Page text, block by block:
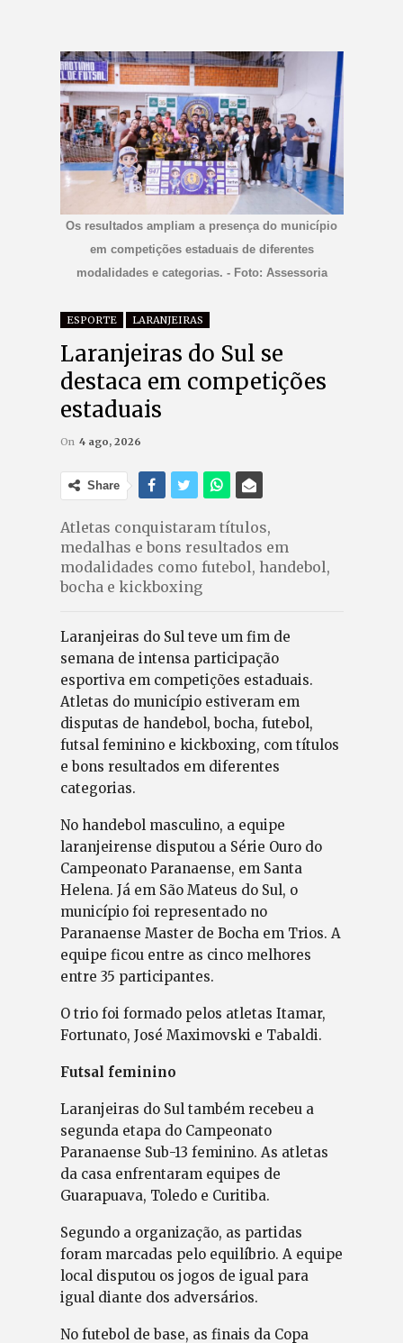
Os resultados ampliam a presença do município
em competições estaduais de diferentes
modalidades e categorias. - Foto: Assessoria
ESPORTE LARANJEIRAS
Laranjeiras do Sul se
destaca em competições
estaduais
On 4 ago, 2026
Share
Atletas conquistaram títulos,
medalhas e bons resultados em
modalidades como futebol, handebol,
bocha e kickboxing
Laranjeiras do Sul teve um fim de
semana de intensa participação
esportiva em competições estaduais.
Atletas do município estiveram em
disputas de handebol, bocha, futebol,
futsal feminino e kickboxing, com títulos
e bons resultados em diferentes
categorias.
No handebol masculino, a equipe
laranjeirense disputou a Série Ouro do
Campeonato Paranaense, em Santa
Helena. Já em São Mateus do Sul, o
município foi representado no
Paranaense Master de Bocha em Trios. A
equipe ficou entre as cinco melhores
entre 35 participantes.
O trio foi formado pelos atletas Itamar,
Fortunato, José Maximovski e Tabaldi.
Futsal feminino
Laranjeiras do Sul também recebeu a
segunda etapa do Campeonato
Paranaense Sub-13 feminino. As atletas
da casa enfrentaram equipes de
Guarapuava, Toledo e Curitiba.
Segundo a organização, as partidas
foram marcadas pelo equilíbrio. A equipe
local disputou os jogos de igual para
igual diante dos adversários.
No futebol de base, as finais da Copa